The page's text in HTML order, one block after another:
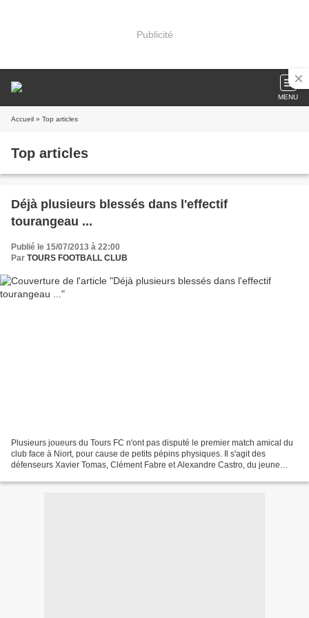
Publicité
MENU
Accueil » Top articles
Top articles
Déjà plusieurs blessés dans l'effectif
tourangeau ...
Publié le 15/07/2013 à 22:00
Par TOURS FOOTBALL CLUB
Plusieurs joueurs du Tours FC n'ont pas disputé le premier match amical du
club face à Niort, pour cause de petits pépins physiques. Il s'agit des
défenseurs Xavier Tomas, Clément Fabre et Alexandre Castro, du jeune